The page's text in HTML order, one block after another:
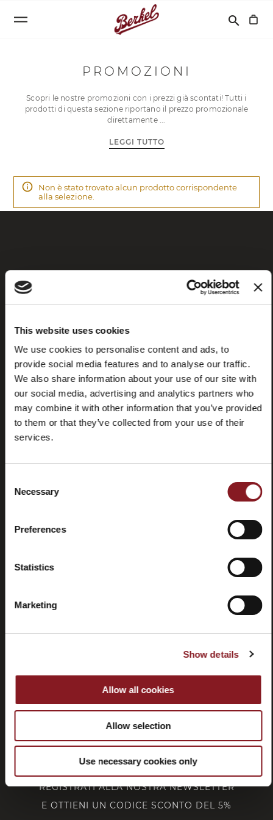
This website uses cookies
We use cookies to personalise content and ads, to
provide social media features and to analyse our traffic.
We also share information about your use of our site with
our social media, advertising and analytics partners who
may combine it with other information that you’ve provided
to them or that they’ve collected from your use of their
services.
Selection
Necessary
Preferences
Statistics
Marketing
Show details
Allow all cookies
Allow selection
Use necessary cookies only
Cerca
search
PROMOZIONI
Scopri le nostre promozioni con i prezzi già scontati! Tutti i
prodotti di questa sezione riportano il prezzo promozionale
direttamente
LEGGI TUTTO
Non è stato trovato alcun prodotto corrispondente
alla selezione.
frequenti
(FAQ)
locator
REGISTRATI ALLA NOSTRA NEWSLETTER
E OTTIENI UN CODICE SCONTO DEL 5%